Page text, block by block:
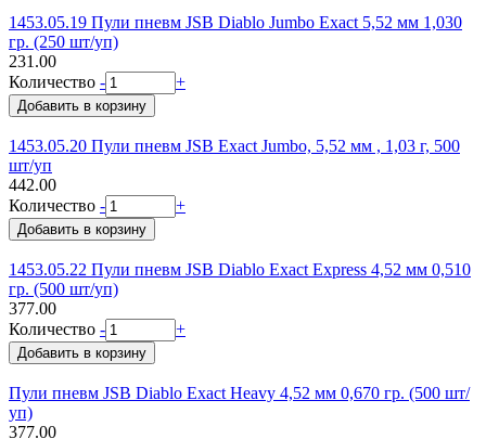
1453.05.19 Пули пневм JSB Diablo Jumbo Exact 5,52 мм 1,030
гр. (250 шт/уп)
231.00
Количество - +
1453.05.20 Пули пневм JSB Exact Jumbo, 5,52 мм , 1,03 г, 500
шт/уп
442.00
Количество - +
1453.05.22 Пули пневм JSB Diablo Exact Express 4,52 мм 0,510
гр. (500 шт/уп)
377.00
Количество - +
Пули пневм JSB Diablo Exact Heavy 4,52 мм 0,670 гр. (500 шт/
уп)
377.00